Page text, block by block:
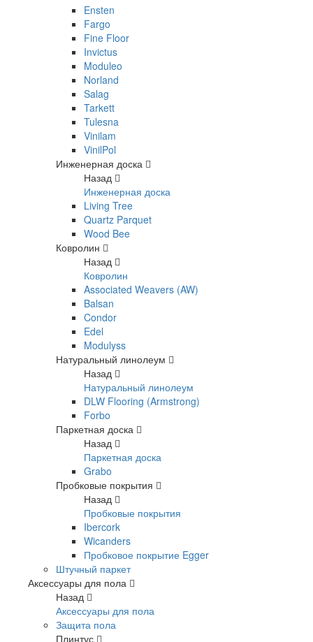
Ensten
Fargo
Fine Floor
Invictus
Moduleo
Norland
Salag
Tarkett
Tulesna
Vinilam
VinilPol
Инженерная доска
Назад
Инженерная доска
Living Tree
Quartz Parquet
Wood Bee
Ковролин
Назад
Ковролин
Associated Weavers (AW)
Balsan
Condor
Edel
Modulyss
Натуральный линолеум
Назад
Натуральный линолеум
DLW Flooring (Armstrong)
Forbo
Паркетная доска
Назад
Паркетная доска
Grabo
Пробковые покрытия
Назад
Пробковые покрытия
Ibercork
Wicanders
Пробковое покрытие Egger
Штучный паркет
Аксессуары для пола
Назад
Аксессуары для пола
Защита пола
Плинтус